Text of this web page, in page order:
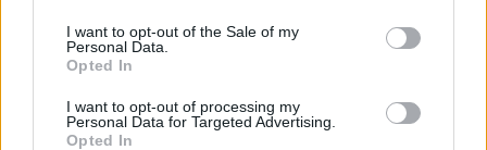
I want to opt-out of the Sale of my
Personal Data.
Opted In
I want to opt-out of processing my
Personal Data for Targeted Advertising.
Opted In